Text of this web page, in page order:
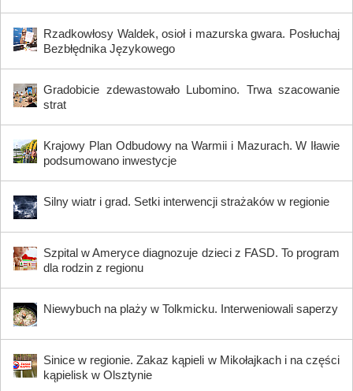
Rzadkowłosy Waldek, osioł i mazurska gwara. Posłuchaj
Bezbłędnika Językowego
Gradobicie zdewastowało Lubomino. Trwa szacowanie
strat
Krajowy Plan Odbudowy na Warmii i Mazurach. W Iławie
podsumowano inwestycje
Silny wiatr i grad. Setki interwencji strażaków w regionie
Szpital w Ameryce diagnozuje dzieci z FASD. To program
dla rodzin z regionu
Niewybuch na plaży w Tolkmicku. Interweniowali saperzy
Sinice w regionie. Zakaz kąpieli w Mikołajkach i na części
kąpielisk w Olsztynie